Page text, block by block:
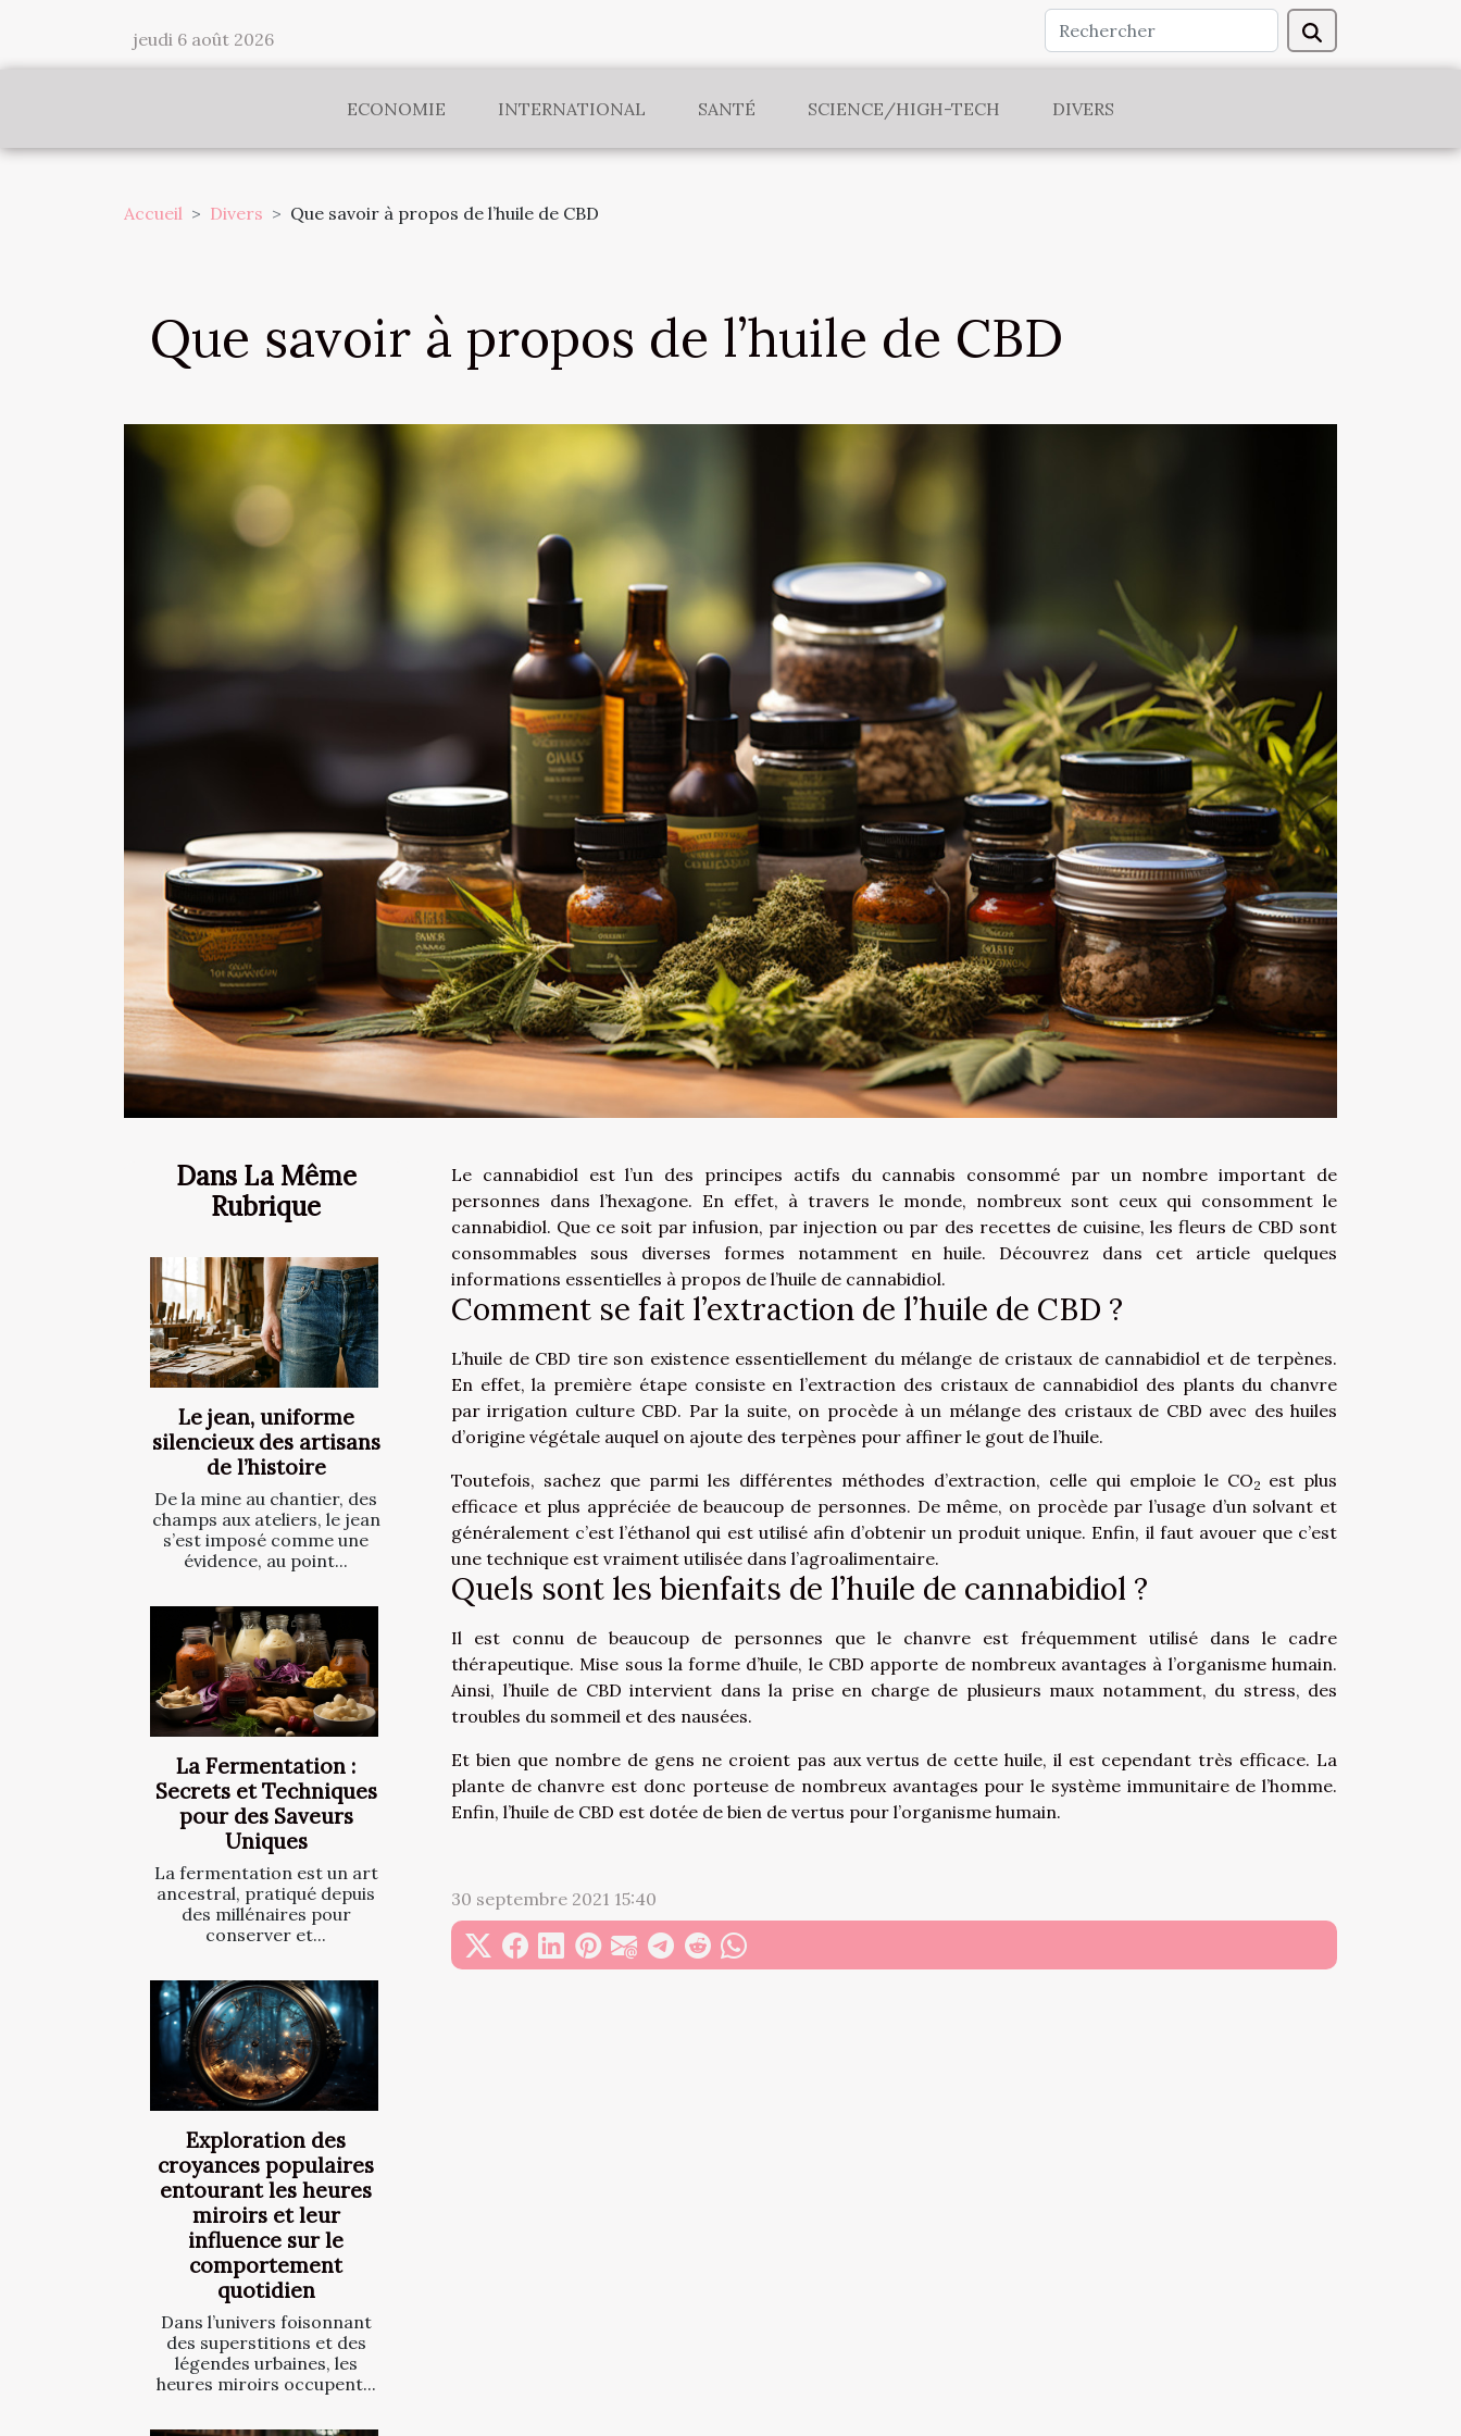
jeudi 6 août 2026
ECONOMIE INTERNATIONAL SANTÉ SCIENCE/HIGH-TECH DIVERS
Accueil Divers Que savoir à propos de l’huile de CBD
Que savoir à propos de l’huile de CBD
Dans La Même
Rubrique
Le jean, uniforme
silencieux des artisans
de l’histoire
De la mine au chantier, des
champs aux ateliers, le jean
s’est imposé comme une
évidence, au point...
La Fermentation :
Secrets et Techniques
pour des Saveurs
Uniques
La fermentation est un art
ancestral, pratiqué depuis
des millénaires pour
conserver et...
Exploration des
croyances populaires
entourant les heures
miroirs et leur
influence sur le
comportement
quotidien
Dans l’univers foisonnant
des superstitions et des
légendes urbaines, les
heures miroirs occupent...
Le cannabidiol est l’un des principes actifs du cannabis consommé par un nombre important de
personnes dans l’hexagone. En effet, à travers le monde, nombreux sont ceux qui consomment le
cannabidiol. Que ce soit par infusion, par injection ou par des recettes de cuisine, les fleurs de CBD sont
consommables sous diverses formes notamment en huile. Découvrez dans cet article quelques
informations essentielles à propos de l’huile de cannabidiol.
Comment se fait l’extraction de l’huile de CBD ?
L’huile de CBD tire son existence essentiellement du mélange de cristaux de cannabidiol et de terpènes.
En effet, la première étape consiste en l’extraction des cristaux de cannabidiol des plants du chanvre
parirrigation culture CBD. Par la suite, on procède à un mélange des cristaux de CBD avec des huiles
d’origine végétale auquel on ajoute des terpènes pour affiner le gout de l’huile.
Toutefois, sachez que parmi les différentes méthodes d’extraction, celle qui emploie le CO2 est plus
efficace et plus appréciée de beaucoup de personnes. De même, on procède par l’usage d’un solvant et
généralement c’est l’éthanol qui est utilisé afin d’obtenir un produit unique. Enfin, il faut avouer que c’est
une technique est vraiment utilisée dans l’agroalimentaire.
Quels sont les bienfaits de l’huile de cannabidiol ?
Il est connu de beaucoup de personnes que le chanvre est fréquemment utilisé dans le cadre
thérapeutique. Mise sous la forme d’huile, le CBD apporte de nombreux avantages à l’organisme humain.
Ainsi, l’huile de CBD intervient dans la prise en charge de plusieurs maux notamment, du stress, des
troubles du sommeil et des nausées.
Et bien que nombre de gens ne croient pas aux vertus de cette huile, il est cependant très efficace. La
plante de chanvre est donc porteuse de nombreux avantages pour le système immunitaire de l’homme.
Enfin, l’huile de CBD est dotée de bien de vertus pour l’organisme humain.
30 septembre 2021 15:40